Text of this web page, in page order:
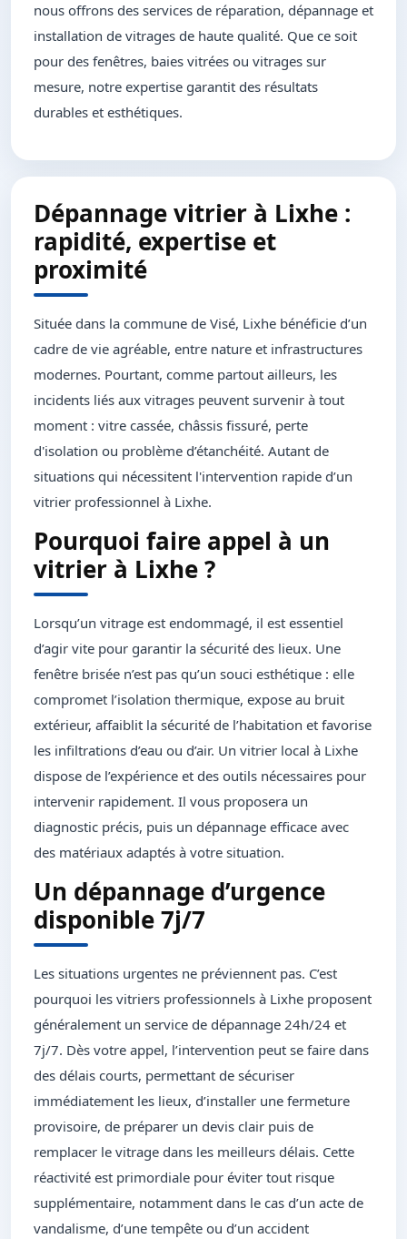
nous offrons des services de réparation, dépannage et
installation de vitrages de haute qualité. Que ce soit
pour des fenêtres, baies vitrées ou vitrages sur
mesure, notre expertise garantit des résultats
durables et esthétiques.
Dépannage vitrier à Lixhe :
rapidité, expertise et
proximité
Située dans la commune de Visé, Lixhe bénéficie d’un
cadre de vie agréable, entre nature et infrastructures
modernes. Pourtant, comme partout ailleurs, les
incidents liés aux vitrages peuvent survenir à tout
moment : vitre cassée, châssis fissuré, perte
d'isolation ou problème d’étanchéité. Autant de
situations qui nécessitent l'intervention rapide d’un
vitrier professionnel à Lixhe.
Pourquoi faire appel à un
vitrier à Lixhe ?
Lorsqu’un vitrage est endommagé, il est essentiel
d’agir vite pour garantir la sécurité des lieux. Une
fenêtre brisée n’est pas qu’un souci esthétique : elle
compromet l’isolation thermique, expose au bruit
extérieur, affaiblit la sécurité de l’habitation et favorise
les infiltrations d’eau ou d’air. Un vitrier local à Lixhe
dispose de l’expérience et des outils nécessaires pour
intervenir rapidement. Il vous proposera un
diagnostic précis, puis un dépannage efficace avec
des matériaux adaptés à votre situation.
Un dépannage d’urgence
disponible 7j/7
Les situations urgentes ne préviennent pas. C’est
pourquoi les vitriers professionnels à Lixhe proposent
généralement un service de dépannage 24h/24 et
7j/7. Dès votre appel, l’intervention peut se faire dans
des délais courts, permettant de sécuriser
immédiatement les lieux, d’installer une fermeture
provisoire, de préparer un devis clair puis de
remplacer le vitrage dans les meilleurs délais. Cette
réactivité est primordiale pour éviter tout risque
supplémentaire, notamment dans le cas d’un acte de
vandalisme, d’une tempête ou d’un accident